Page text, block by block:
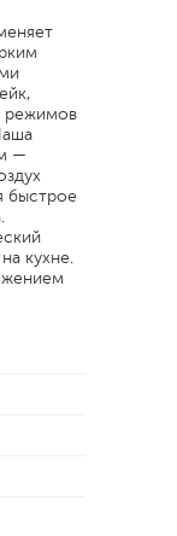
режимов
—
быстрое
кухне.